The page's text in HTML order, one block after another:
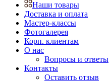
Наши товары
Доставка и оплата
Мастер-классы
Фотогалерея
Корп. клиентам
О нас
Вопросы и ответы
Контакты
Оставить отзыв